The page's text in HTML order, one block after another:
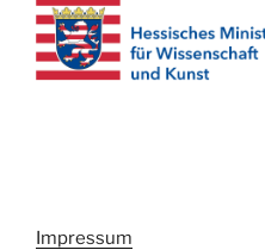
Impressum